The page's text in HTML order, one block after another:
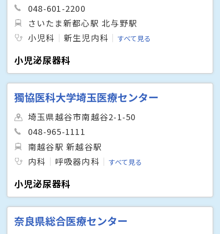
048-601-2200
さいたま新都心駅 北与野駅
小児科
新生児内科 すべて見る
小児泌尿器科
獨協医科大学埼玉医療センター
埼玉県越谷市南越谷2-1-50
048-965-1111
南越谷駅 新越谷駅
内科
呼吸器内科 すべて見る
小児泌尿器科
奈良県総合医療センター